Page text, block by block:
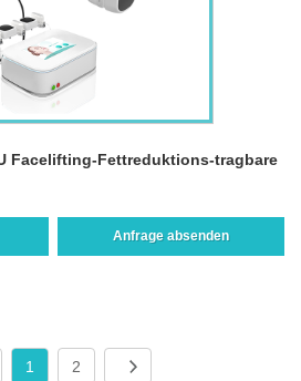
Facelifting-Fettreduktions-tragbare
Anfrage absenden
1 2